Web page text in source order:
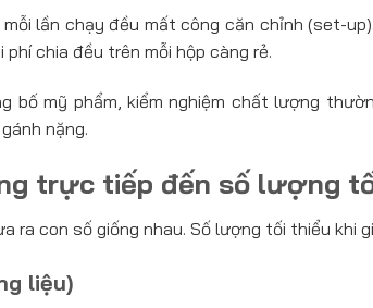
lần chạy đều mất công căn chỉnh (set-
chia đều trên mỗi hộp càng rẻ.
bố mỹ phẩm, kiểm nghiệm chất lượng
nặng.
trực tiếp đến số lượng
ra con số giống nhau. Số lượng tối thiểu khi
liệu)